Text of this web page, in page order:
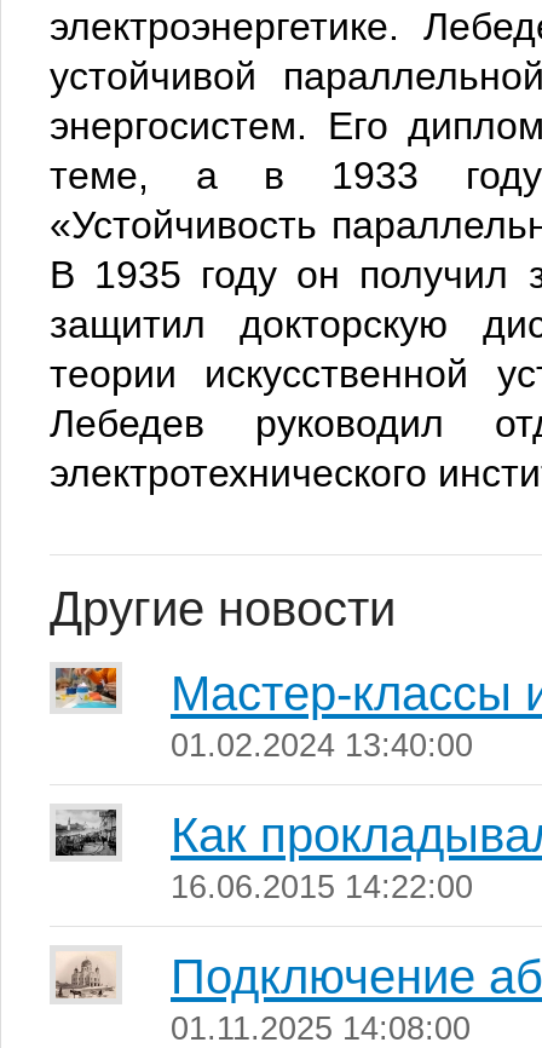
электроэнергетике.
устойчивой
энергосистем. Его
теме, а в 1933 году
«Устойчивость
В 1935 году он получил
защитил докторскую
теории искусственной
Лебедев руководил
электротехнического
Другие новости
Мастер-классы
01.02.2024 13:40:00
Как
16.06.2015 14:22:00
Подключение
01.11.2025 14:08:00